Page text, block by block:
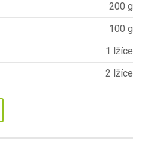
200 g
100 g
1 lžíce
2 lžíce